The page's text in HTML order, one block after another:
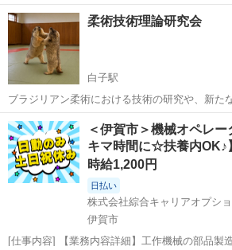
活動は土日になります。 男性、女性、お子さ
目的ではありませんので、参加費は不要ですが
施設利用代は自己負担でお願いしま...
三重 津市 千里駅 その他 マリー
柔術技術理論研究会
白子駅
ブラジリアン柔術における技術の研究や、新た
きる方を募集しております。立技、寝技、サブ
の研究をしたいと思います。格闘技未経験の方
よろしくお願いします！ 場所は鈴鹿市...
三重 鈴鹿市 白子駅 その他
＜伊賀市＞機械オペレ
キマ時間に☆扶養内
時給1,200円
日払い
株式会社綜合キャリアオプシ
伊賀市
[仕事内容] 【業務内容詳細】工作機械の部品製